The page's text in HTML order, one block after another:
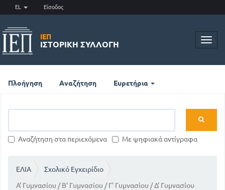
EL Είσοδος
ΙΕΠ
ΙΣΤΟΡΙΚΉ ΣΥΛΛΟΓΉ
Πλοήγηση Αναζήτηση Ευρετήρια
Αναζήτηση στα περιεχόμενα Με ψηφιακά αντίγραφα
ΕΛΙΑ
Σχολικό Εγχειρίδιο
Α' Γυμνασίου / Β' Γυμνασίου / Γ' Γυμνασίου / Δ' Γυμνασίου